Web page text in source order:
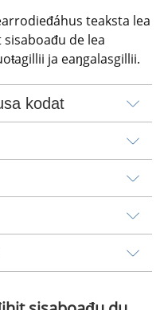
teaksta lea
de lea
ja eaŋgalasgillii.
kodat